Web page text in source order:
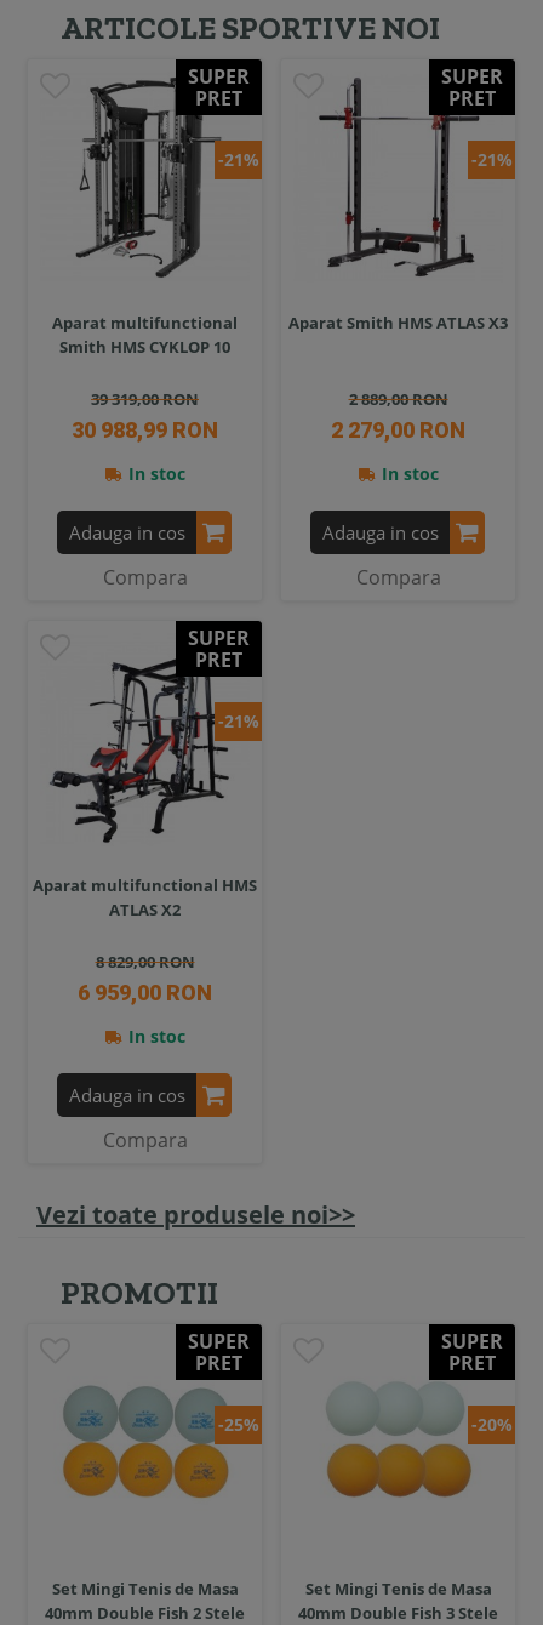
ARTICOLE SPORTIVE NOI
SUPER
PRET
-21%
Aparat multifunctional
Smith HMS CYKLOP 10
39 319,00 RON
30 988,99 RON
In stoc
Adauga in cos
Compara
SUPER
PRET
-21%
Aparat Smith HMS ATLAS X3
2 889,00 RON
2 279,00 RON
In stoc
Adauga in cos
Compara
SUPER
PRET
-21%
Aparat multifunctional HMS
ATLAS X2
8 829,00 RON
6 959,00 RON
In stoc
Adauga in cos
Compara
Vezi toate produsele noi>>
PROMOTII
SUPER
PRET
-25%
Set Mingi Tenis de Masa
40mm Double Fish 2 Stele
SUPER
PRET
-20%
Set Mingi Tenis de Masa
40mm Double Fish 3 Stele